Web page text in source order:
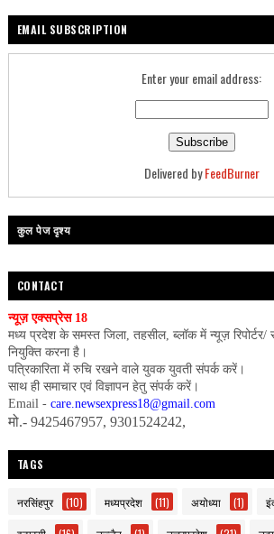
EMAIL SUBSCRIPTION
Enter your email address:
Delivered byFeedBurner
कुल पेज दृश्य
CONTACT
न्यूज़ एक्सप्रेस 18
मध्य प्रदेश के समस्त जिला, तहसील, ब्लॉक में न्यूज़ रिपोर्टर/
नियुक्ति करना है।
पत्रिकारिता में रुचि रखने वाले युवक युवती संपर्क करें।
साथ ही समाचार एवं विज्ञापन हेतु संपर्क करें।
Email - care.newsexpress18@gmail.com
मो.- 9425467957, 9301524242,
TAGS
नरसिंहपुर (10) मध्यप्रदेश (11) अयोध्या (1)